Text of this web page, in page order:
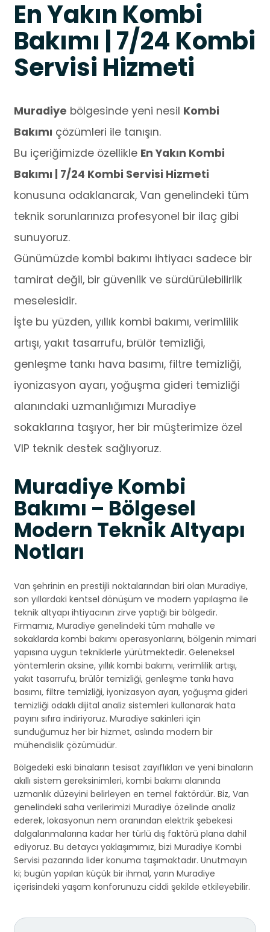
En Yakın Kombi
Bakımı | 7/24 Kombi
Servisi Hizmeti
Muradiye bölgesinde yeni nesil Kombi
Bakımı çözümleri ile tanışın.
Bu içeriğimizde özellikle En Yakın Kombi
Bakımı | 7/24 Kombi Servisi Hizmeti
konusuna odaklanarak, Van genelindeki tüm
teknik sorunlarınıza profesyonel bir ilaç gibi
sunuyoruz.
Günümüzde kombi bakımı ihtiyacı sadece bir
tamirat değil, bir güvenlik ve sürdürülebilirlik
meselesidir.
İşte bu yüzden, yıllık kombi bakımı, verimlilik
artışı, yakıt tasarrufu, brülör temizliği,
genleşme tankı hava basımı, filtre temizliği,
iyonizasyon ayarı, yoğuşma gideri temizliği
alanındaki uzmanlığımızı Muradiye
sokaklarına taşıyor, her bir müşterimize özel
VIP teknik destek sağlıyoruz.
Muradiye Kombi
Bakımı – Bölgesel
Modern Teknik Altyapı
Notları
Van şehrinin en prestijli noktalarından biri olan Muradiye,
son yıllardaki kentsel dönüşüm ve modern yapılaşma ile
teknik altyapı ihtiyacının zirve yaptığı bir bölgedir.
Firmamız, Muradiye genelindeki tüm mahalle ve
sokaklarda kombi bakımı operasyonlarını, bölgenin mimari
yapısına uygun tekniklerle yürütmektedir. Geleneksel
yöntemlerin aksine, yıllık kombi bakımı, verimlilik artışı,
yakıt tasarrufu, brülör temizliği, genleşme tankı hava
basımı, filtre temizliği, iyonizasyon ayarı, yoğuşma gideri
temizliği odaklı dijital analiz sistemleri kullanarak hata
payını sıfıra indiriyoruz. Muradiye sakinleri için
sunduğumuz her bir hizmet, aslında modern bir
mühendislik çözümüdür.
Bölgedeki eski binaların tesisat zayıflıkları ve yeni binaların
akıllı sistem gereksinimleri, kombi bakımı alanında
uzmanlık düzeyini belirleyen en temel faktördür. Biz, Van
genelindeki saha verilerimizi Muradiye özelinde analiz
ederek, lokasyonun nem oranından elektrik şebekesi
dalgalanmalarına kadar her türlü dış faktörü plana dahil
ediyoruz. Bu detaycı yaklaşımımız, bizi Muradiye Kombi
Servisi pazarında lider konuma taşımaktadır. Unutmayın
ki; bugün yapılan küçük bir ihmal, yarın Muradiye
içerisindeki yaşam konforunuzu ciddi şekilde etkileyebilir.